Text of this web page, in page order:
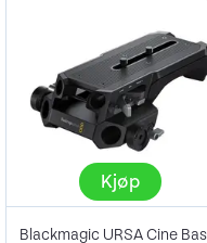
Kjøp